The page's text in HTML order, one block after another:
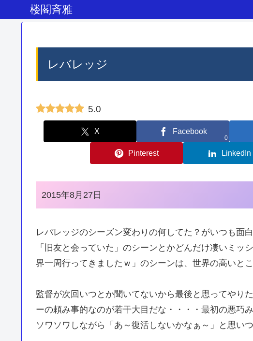
楼閣斉雅
レバレッジ
5.0
X Facebook
0
Pinterest LinkedIn
2015年8月27日
レバレッジのシーズン変わりの何してた？がいつも面
「旧友と会っていた」のシーンとかどんだけ凄いミッ
界一周行ってきましたｗ」のシーンは、世界の高いと
監督が次回いつとか聞いてないから最後と思ってやり
ーの頼み事的なのが若干大目だな・・・・最初の悪巧
ソワソワしながら「あ～復活しないかなぁ～」と思いつ